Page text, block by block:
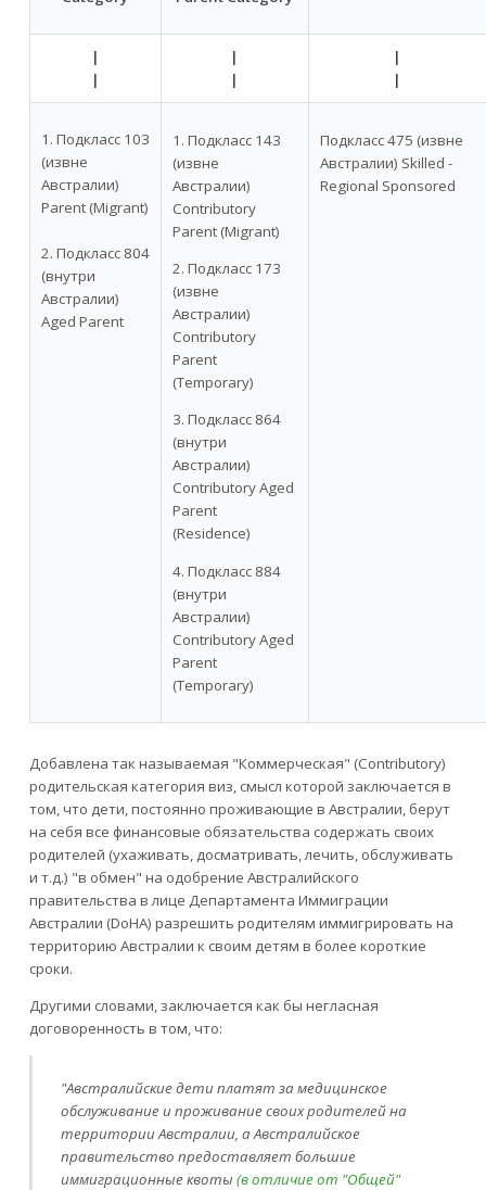
|
|
|
|
|
|
1. Подкласс 103
(извне
Австралии)
Parent (Migrant)
2. Подкласс 804
(внутри
Австралии)
Aged Parent
1. Подкласс 143
(извне
Австралии)
Contributory
Parent (Migrant)
2. Подкласс 173
(извне
Австралии)
Contributory
Parent
(Temporary)
3. Подкласс 864
(внутри
Австралии)
Contributory Aged
Parent
(Residence)
4. Подкласс 884
(внутри
Австралии)
Contributory Aged
Parent
(Temporary)
Подкласс 475 (извне
Австралии) Skilled -
Regional Sponsored
Добавлена так называемая "Коммерческая" (Contributory)
родительская категория виз, смысл которой заключается в
том, что дети, постоянно проживающие в Австралии, берут
на себя все финансовые обязательства содержать своих
родителей (ухаживать, досматривать, лечить, обслуживать
и т.д.) "в обмен" на одобрение Австралийского
правительства в лице Департамента Иммиграции
Австралии (DoHA) разрешить родителям иммигрировать на
территорию Австралии к своим детям в более короткие
сроки.
Другими словами, заключается как бы негласная
договоренность в том, что:
"Австралийские дети платят за медицинское
обслуживание и проживание своих родителей на
территории Австралии, а Австралийское
правительство предоставляет большие
иммиграционные квоты(в отличие от "Общей"